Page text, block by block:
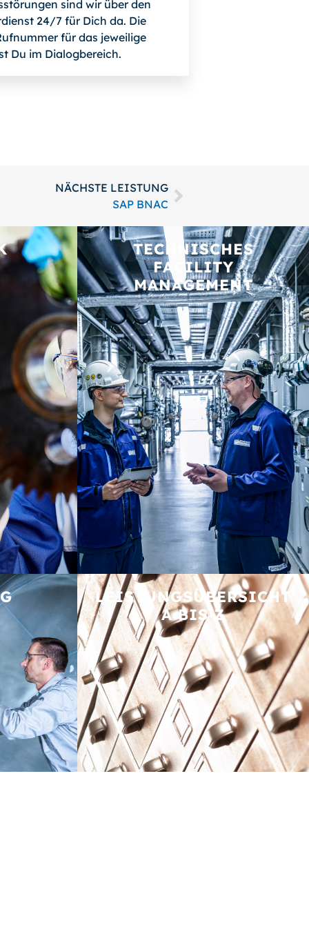
sind wir über den
24/7 für Dich da. Die
für das jeweilige
Du im Dialogbereich.
NÄCHSTE LEISTUNG
SAP BNAC
TECHNISCHES
FACILITY
MANAGEMENT
LEISTUNGS­ÜBERSICHT
A BIS Z